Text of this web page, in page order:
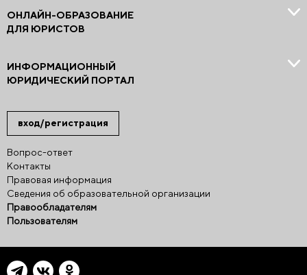
вход/регистрация
Вопрос-ответ
Контакты
Правовая информация
Сведения об образовательной организации
Правообладателям
Пользователям
ОНЛАЙН-ОБРАЗОВАНИЕ
ДЛЯ ЮРИСТОВ
ИНФОРМАЦИОННЫЙ
ЮРИДИЧЕСКИЙ ПОРТАЛ